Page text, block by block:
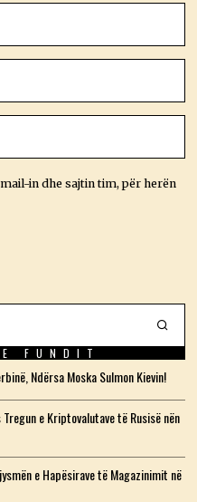
in dhe sajtin tim, për herën
FUNDIT
Ndërsa Moska Sulmon Kievin!
e Kriptovalutave të Rusisë nën
e Hapësirave të Magazinimit në